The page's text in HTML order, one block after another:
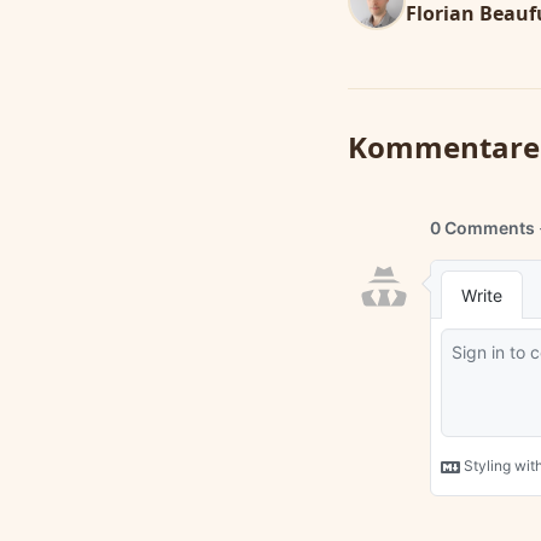
Florian
Kommentare